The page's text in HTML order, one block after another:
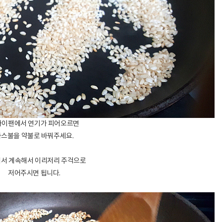
이팬에서 연기가 피어오르면
불을 약불로 바꿔주세요.
계속해서 이리저리 주걱으로
저어주시면 됩니다.